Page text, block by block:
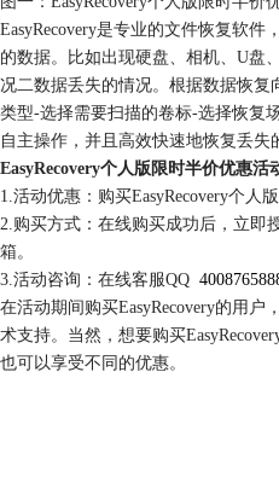
EasyRecovery是专业的文件恢复软
的数据。比如出现硬盘、相机、U盘
况二数据丢失的情况。根据数据恢
类型-选择需要扫描的卷标-选择恢复
自主操作，并且高效快速地恢复丢失
EasyRecovery个人版限时半价优惠活
1.活动优惠：购买EasyRecovery个人
2.购买方式：在线购买成功后，立即
箱。
3.活动咨询：在线客服QQ
在活动期间购买EasyRecovery的用
术支持。当然，想要购买
也可以享受不同的优惠。